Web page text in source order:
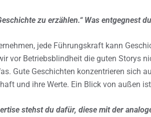
zu erzählen.“ Was entgegnest
jede Führungskraft kann
vor Betriebsblindheit die guten Storys
Gute Geschichten konzentrieren sich
und ihre Werte. Ein Blick von außen
stehst du dafür, diese mit der